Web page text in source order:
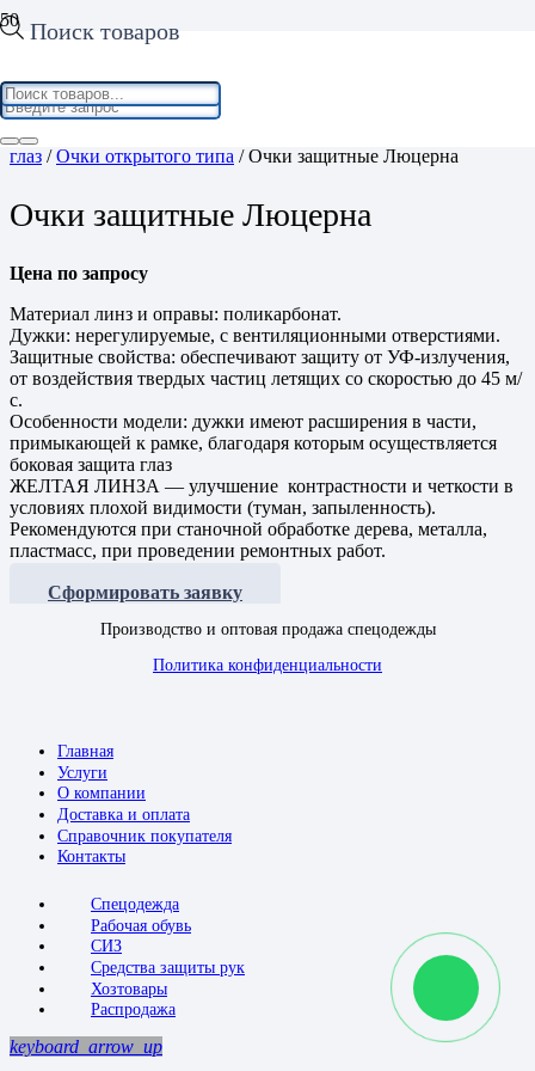
Поиск товаров
Home
глаз /Очки открытого типа / Очки защитные Люцерна
Очки защитные Люцерна
Цена по запросу
Материал линз и оправы: поликарбонат.
Дужки: нерегулируемые, с вентиляционными отверстиями.
Защитные свойства: обеспечивают защиту от УФ-излучения,
от воздействия твердых частиц летящих со скоростью до 45 м/
с.
Особенности модели: дужки имеют расширения в части,
примыкающей к рамке, благодаря которым осуществляется
боковая защита глаз
ЖЕЛТАЯ ЛИНЗА — улучшение контрастности и четкости в
условиях плохой видимости (туман, запыленность).
Рекомендуются при станочной обработке дерева, металла,
пластмасс, при проведении ремонтных работ.
Сформировать заявку
Производство и оптовая продажа спецодежды
Политика конфиденциальности
Главная
Услуги
О компании
Доставка и оплата
Справочник покупателя
Контакты
Спецодежда
Рабочая обувь
СИЗ
Средства защиты рук
Хозтовары
Распродажа
keyboard_arrow_up